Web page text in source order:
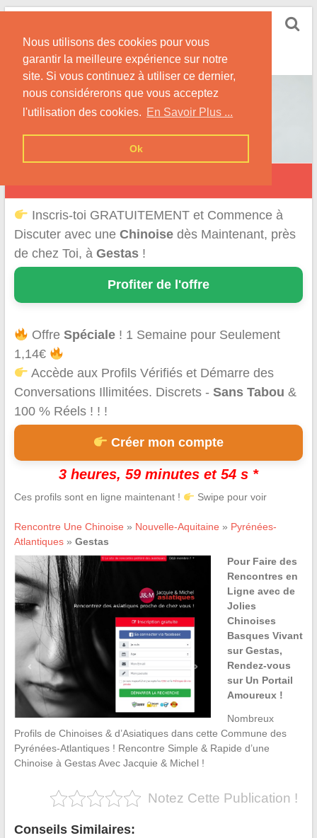
Nous utilisons des cookies pour vous
garantir la meilleure expérience sur notre
site. Si vous continuez à utiliser ce dernier,
nous considérerons que vous acceptez
l'utilisation des cookies. En Savoir Plus ...
Ok
Skip
content
Nos Conseils pour Rencontrer Une Femme
Originaire de Chine !
Inscris-toi GRATUITEMENT et Commence à
Discuter avec une Chinoisedès Maintenant, près
de chez Toi, à Gestas!
Profiter de l'offre
OffreSpéciale ! 1 Semaine pour Seulement
1,14€
Accède aux Profils Vérifiés et Démarre des
Conversations Illimitées. Discrets - Sans Tabou &
100 % Réels ! ! !
Créer mon compte
3 heures, 59 minutes et 54 s *
Ces profils sont en ligne maintenant ! Swipe pour voir
Rencontre Une Chinoise » Nouvelle-Aquitaine » Pyrénées-
Atlantiques» Gestas
Pour Faire des
Rencontres en
Ligne avec de
Jolies
Chinoises
Basques Vivant
sur Gestas,
Rendez-vous
sur Un Portail
Amoureux !
Nombreux
Profils de Chinoises & d’Asiatiques dans cette Commune des
Pyrénées-Atlantiques ! Rencontre Simple & Rapide d’une
Chinoise à Gestas Avec Jacquie & Michel !
Notez Cette Publication !
Conseils Similaires: